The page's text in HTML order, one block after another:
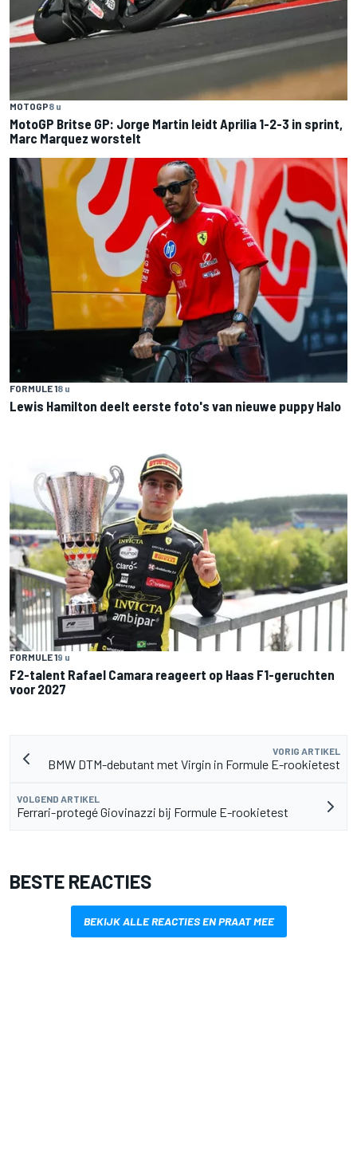
MOTOGP8 u
MotoGP Britse GP: Jorge Martin leidt Aprilia 1-2-3 in sprint,
Marc Marquez worstelt
FORMULE 18 u
Lewis Hamilton deelt eerste foto's van nieuwe puppy Halo
FORMULE 19 u
F2-talent Rafael Camara reageert op Haas F1-geruchten
voor 2027
VORIG ARTIKEL
BMW DTM-debutant met Virgin in Formule E-rookietest
VOLGEND ARTIKEL
Ferrari-protegé Giovinazzi bij Formule E-rookietest
BESTE REACTIES
BEKIJK ALLE REACTIES EN PRAAT MEE